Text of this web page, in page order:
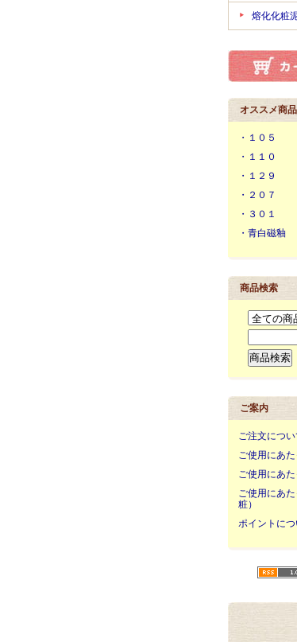
熔化化粧
オススメ商品
・１０５
・１１０
・１２９
・２０７
・３０１
・青白磁
商品検索
ご案内
ご注文につい
ご使用にあた
ご使用にあた
ご使用にあ
粧）
ポイントにつ